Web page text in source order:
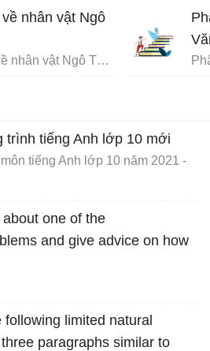
nhân vật Ngô
Cảm nhận về nhân vật Ngô Tử Văn trong bài Chuyện chức phán sự đền Tản Viên
trình tiếng Anh lớp 10 mới
tiếng Anh lớp 10 năm 2021 -
one of the
and give advice on how
following limited natural
paragraphs similar to